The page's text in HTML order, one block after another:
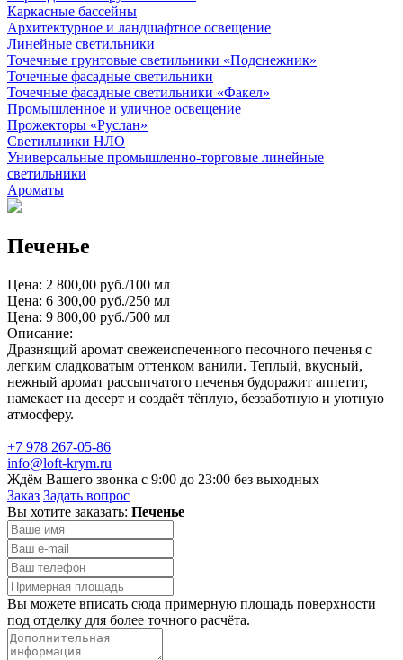
Каркасные бассейны
Архитектурное и ландшафтное освещение
Линейные светильники
Точечные грунтовые светильники «Подснежник»
Точечные фасадные светильники
Точечные фасадные светильники «Факел»
Промышленное и уличное освещение
Прожекторы «Руслан»
Светильники НЛО
Универсальные промышленно-торговые линейные
светильники
Ароматы
Печенье
Цена: 2 800,00 руб./100 мл
Цена: 6 300,00 руб./250 мл
Цена: 9 800,00 руб./500 мл
Описание:
Дразнящий аромат свежеиспеченного песочного печенья с
легким сладковатым оттенком ванили. Теплый, вкусный,
нежный аромат рассыпчатого печенья будоражит аппетит,
намекает на десерт и создаёт тёплую, беззаботную и уютную
атмосферу.
+7 978 267-05-86
info@loft-krym.ru
Ждём Вашего звонка с 9:00 до 23:00 без выходных
Заказ Задать вопрос
Вы хотите заказать: Печенье
Вы можете вписать сюда примерную площадь поверхности
под отделку для более точного расчёта.